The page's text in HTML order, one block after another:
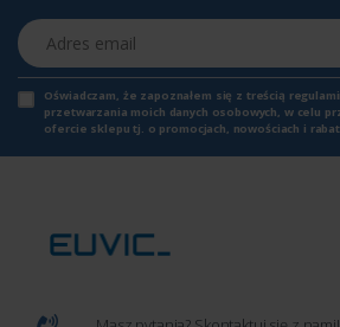
Adres email
Oświadczam, że zapoznałem się z treścią
przetwarzania moich danych osobowych, w celu
ofercie sklepu tj. o promocjach, nowościach i